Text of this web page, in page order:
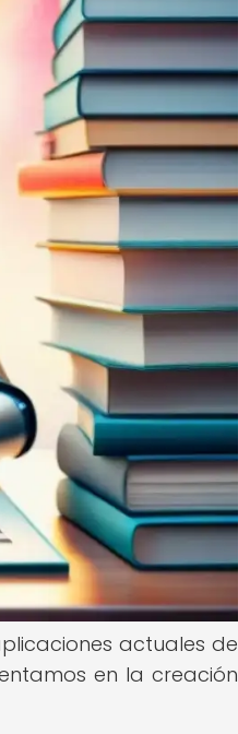
actuales de
en la creación